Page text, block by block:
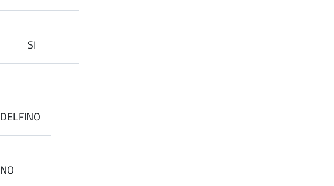
SI
DELFINO
NO